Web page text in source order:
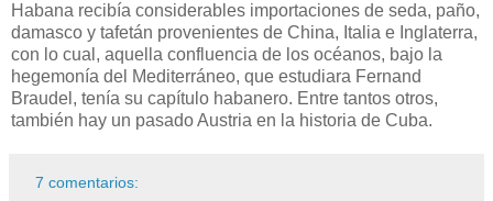
Habana recibía considerables importaciones de seda, paño,
damasco y tafetán provenientes de China, Italia e Inglaterra,
con lo cual, aquella confluencia de los océanos, bajo la
hegemonía del Mediterráneo, que estudiara Fernand
Braudel, tenía su capítulo habanero. Entre tantos otros,
también hay un pasado Austria en la historia de Cuba.
7 comentarios: